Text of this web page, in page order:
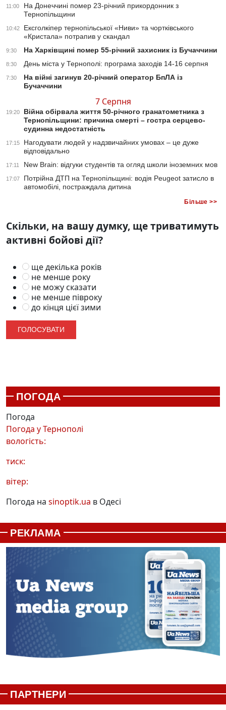
11:00
На Донеччині помер 23-річний прикордонник з
Тернопільщини
10:42
Ексголкіпер тернопільської «Ниви» та чортківського
«Кристала» потрапив у скандал
9:30 На Харківщині помер 55-річний захисник із Бучаччини
8:30 День міста у Тернополі: програма заходів 14-16 серпня
7:30
На війні загинув 20-річний оператор БпЛА із
Бучаччини
7 Серпня
19:20
Війна обірвала життя 50-річного гранатометника з
Тернопільщини: причина смерті – гостра серцево-
судинна недостатність
17:15
Нагодувати людей у надзвичайних умовах – це дуже
відповідально
17:11 New Brain: відгуки студентів та огляд школи іноземних мов
17:07
Потрійна ДТП на Тернопільщині: водія Peugeot затисло в
автомобілі, постраждала дитина
Більше >>
Скільки, на вашу думку, ще триватимуть
активні бойові дії?
ще декілька років
не менше року
не можу сказати
не менше півроку
до кінця цієї зими
ПОГОДА
Погода
Погода уТернополі
вологість:
тиск:
вітер:
Погода на sinoptik.ua в Одесі
РЕКЛАМА
ПАРТНЕРИ